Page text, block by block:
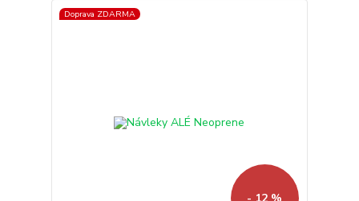
Doprava ZDARMA